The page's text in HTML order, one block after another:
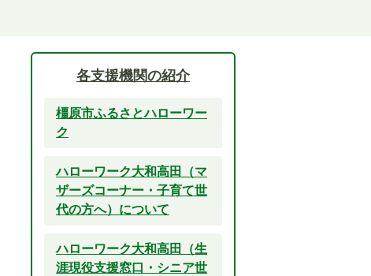
各支援機関の紹介
橿原市ふるさとハローワー
ク
ハローワーク大和高田（マ
ザーズコーナー・子育て世
代の方へ）について
ハローワーク大和高田（生
涯現役支援窓口・シニア世